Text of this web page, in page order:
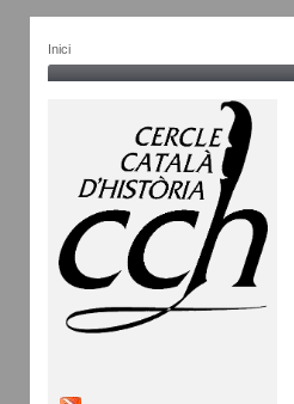
Inici